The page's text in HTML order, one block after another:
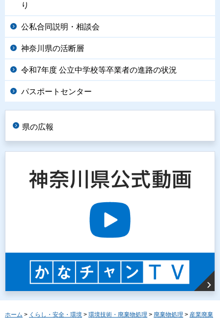
り
公私合同説明・相談会
神奈川県の活断層
令和7年度 公立中学校等卒業者の進路の状況
パスポートセンター
県の広報
ホーム > くらし・安全・環境 > 環境技術・廃棄物処理 > 廃棄物処理 > 産業廃棄